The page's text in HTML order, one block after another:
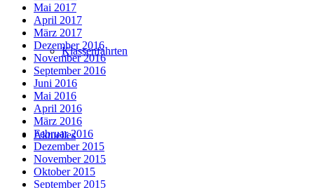
Klassenfahrten
Aktuelles
Mai 2017
April 2017
März 2017
Dezember 2016
November 2016
September 2016
Juni 2016
Mai 2016
April 2016
März 2016
Februar 2016
Dezember 2015
November 2015
Oktober 2015
September 2015